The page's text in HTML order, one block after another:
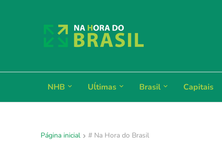
NHB Uĺtimas Brasil Capitais
Página inicial # Na Hora do Brasil